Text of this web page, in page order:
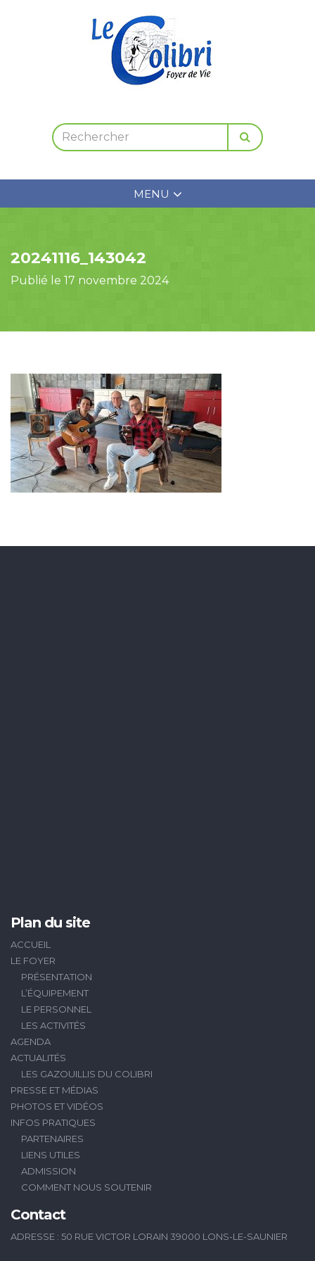
MENU
20241116_143042
Publié le 17 novembre 2024
Plan du site
ACCUEIL
LE FOYER
PRÉSENTATION
L’ÉQUIPEMENT
LE PERSONNEL
LES ACTIVITÉS
AGENDA
ACTUALITÉS
LES GAZOUILLIS DU COLIBRI
PRESSE ET MÉDIAS
PHOTOS ET VIDÉOS
INFOS PRATIQUES
PARTENAIRES
LIENS UTILES
ADMISSION
COMMENT NOUS SOUTENIR
Contact
ADRESSE : 50 RUE VICTOR LORAIN 39000 LONS-LE-SAUNIER